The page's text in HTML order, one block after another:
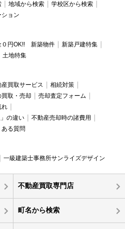
地域から検索
学校区から検索
ション
０円OK!! 新築物件
新築戸建特集
土地特集
産買取サービス
相続対策
取・売却
売却査定フォーム
れ
の違い
不動産売却時の諸費用
ある質問
一級建築士事務所サンライズデザイン
不動産買取専門店
町名から検索